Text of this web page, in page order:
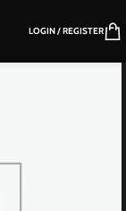
LOGIN / REGISTER